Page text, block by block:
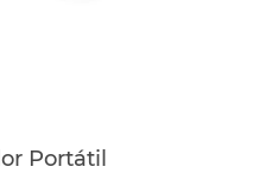
Portátil